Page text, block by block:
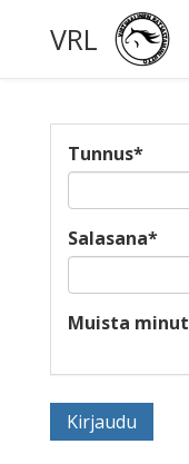
VRL
Tunnus*
Salasana*
Muista minut